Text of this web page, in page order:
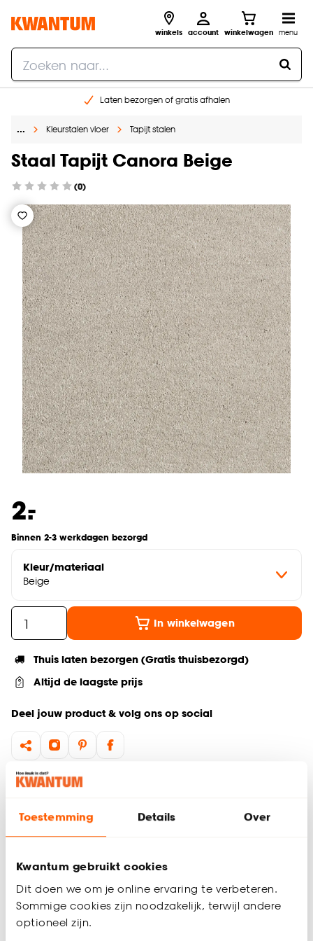
Toestemming Details Over
Kwantum gebruikt cookies
Dit doen we om je online ervaring te verbeteren.
Sommige cookies zijn noodzakelijk, terwijl andere
optioneel zijn.
winkels account winkelwagen menu
Laten bezorgen of gratis afhalen
Gratis raam advies en opmeten aan huis
… Kleurstalen vloer Tapijt stalen
Staal Tapijt Canora Beige
(0)
2.
-
Binnen 2-3 werkdagen bezorgd
Kleur/materiaal
Beige
In winkelwagen
Thuis laten bezorgen (Gratis thuisbezorgd)
Altijd de laagste prijs
Deel jouw product & volg ons op social
Hulp nodig? Wij regelen het voor je!
Ga terug naar het hoofdproduct
Productomschrijving
Wil je zeker weten dat deze vloer bij de rest van jouw
interieur past? Bestel vrijblijvend één of meerdere kleurstalen
en bekijk of vergelijk eenvoudig welke vloer jouw favoriet is.
Zo ben je 100% zeker van de juiste keuze. De kleurstalen